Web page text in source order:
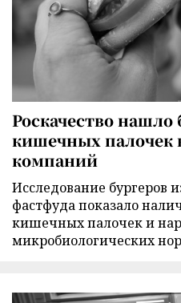
Роскачество
кишечных палочек
компаний
Исследование бургеров
фастфуда показало
кишечных палочек и
микробиологических